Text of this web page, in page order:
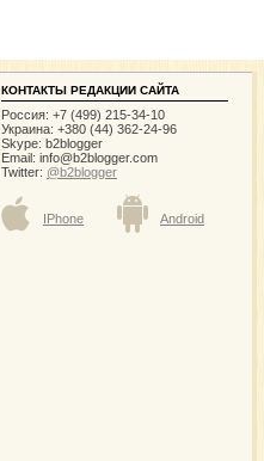
КОНТАКТЫ РЕДАКЦИИ САЙТА
Россия: +7 (499) 215-34-10
Украина: +380 (44) 362-24-96
Skype: b2blogger
Email: info@b2blogger.com
Twitter: @b2blogger
IPhone Android